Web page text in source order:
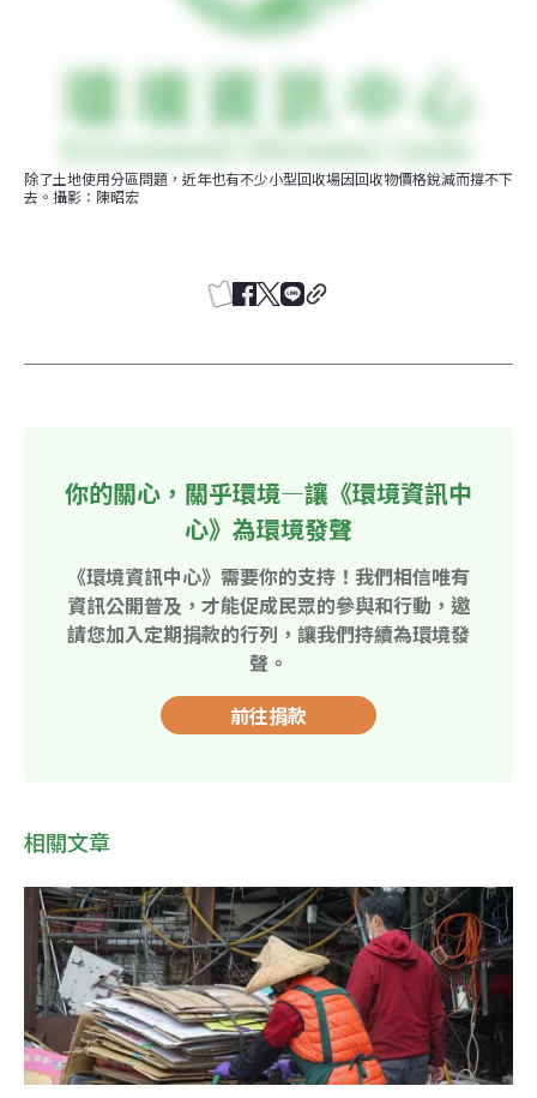
除了土地使用分區問題，近年也有不少小型回收場因回收物價格銳減而撐不下
去。攝影：陳昭宏
你的關心，關乎環境—讓《環境資訊中
心》為環境發聲
《環境資訊中心》需要你的支持！我們相信唯有
資訊公開普及，才能促成民眾的參與和行動，邀
請您加入定期捐款的行列，讓我們持續為環境發
聲。
前往捐款
相關文章